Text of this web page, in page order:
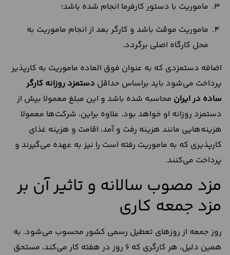
ماموریت با دستور کارفرما انجام شده باشد؛
ماموریت موقت باشد و کارگر بعد از انجام ماموریت به
محل کارگاه اصلی برگردد.
اضافه دستمزدی که به عنوان فوق العاده ماموریت به کارپذیر
پرداخت می‌شود باید براساس حداقل دستمزد روزانه کارگر
ساده در ایران محاسبه شده باشد و این مبلغ معمولا بیش از
دستمزد روزانه او خواهد بود. علاوه براین، شرکت‌ها معمولا
هزینه‌هایی مانند هزینه رفت و آمد، اقامت و هزینه غذای
کارپذیری که به ماموریت رفته است را نیز به عهده می‌گیرند و
پرداخت می‌کنند.
مزد مصوب سالانه و تاثیر آن بر
مزد جمعه کاری
روز جمعه از روزهای تعطیل رسمی کشور محسوب می‌شود. به
همین دلیل، هر کارگری که 6 روز در هفته کار می‌کند، مستحق